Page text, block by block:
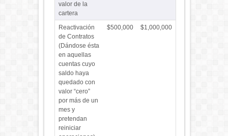
valor de la
cartera
Reactivación
de Contratos
(Dándose ésta
en aquellas
cuentas cuyo
saldo haya
quedado con
valor “cero”
por más de un
mes y
pretendan
reiniciar
$500,000 $1,000,000